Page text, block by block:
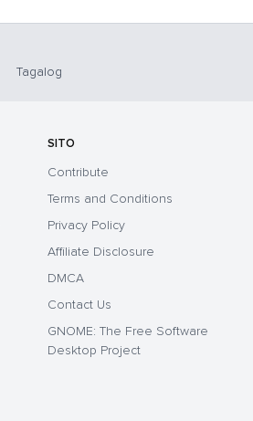
Tagalog
SITO
Contribute
Terms and Conditions
Privacy Policy
Affiliate Disclosure
DMCA
Contact Us
GNOME: The Free Software
Desktop Project